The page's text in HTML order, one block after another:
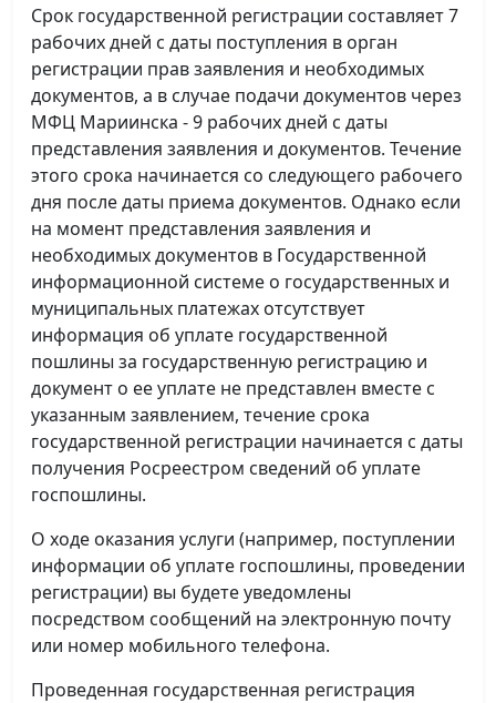
Срок государственной регистрации составляет 7
рабочих дней с даты поступления в орган
регистрации прав заявления и необходимых
документов, а в случае подачи документов через
МФЦ Мариинска - 9 рабочих дней с даты
представления заявления и документов. Течение
этого срока начинается со следующего рабочего
дня после даты приема документов. Однако если
на момент представления заявления и
необходимых документов в Государственной
информационной системе о государственных и
муниципальных платежах отсутствует
информация об уплате государственной
пошлины за государственную регистрацию и
документ о ее уплате не представлен вместе с
указанным заявлением, течение срока
государственной регистрации начинается с даты
получения Росреестром сведений об уплате
госпошлины.
О ходе оказания услуги (например, поступлении
информации об уплате госпошлины, проведении
регистрации) вы будете уведомлены
посредством сообщений на электронную почту
или номер мобильного телефона.
Проведенная государственная регистрация